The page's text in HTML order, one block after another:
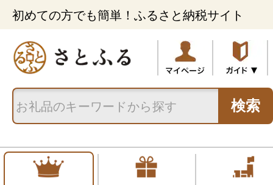
初めての方でも簡単！ふるさと納税サイト
検索